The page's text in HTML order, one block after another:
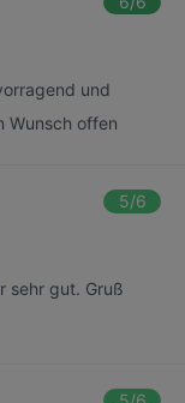
und
Wunsch offen
5/6
sehr gut. Gruß